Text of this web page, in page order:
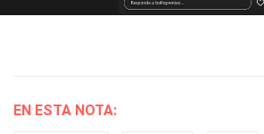
EN ESTA NOTA: